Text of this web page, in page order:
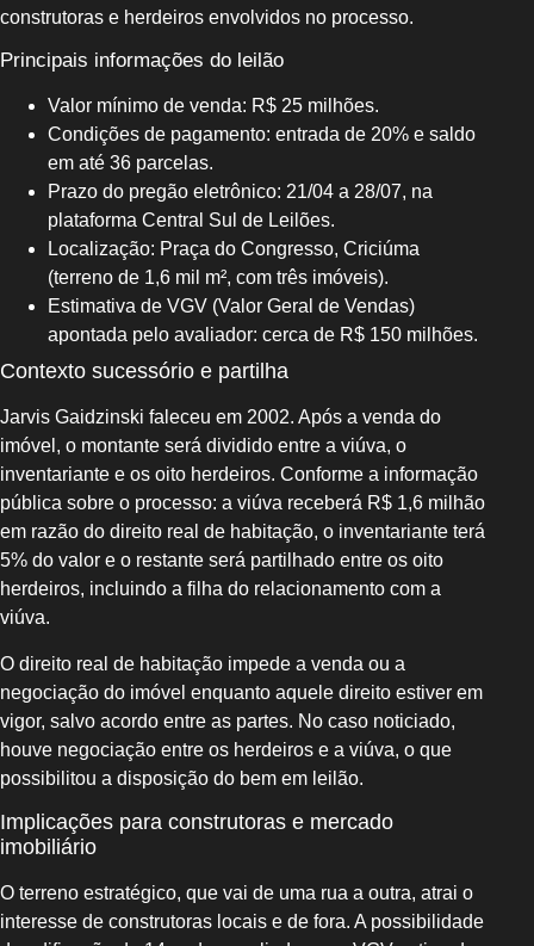
construtoras e herdeiros envolvidos no processo.
Principais informações do leilão
Valor mínimo de venda: R$ 25 milhões.
Condições de pagamento: entrada de 20% e saldo
em até 36 parcelas.
Prazo do pregão eletrônico: 21/04 a 28/07, na
plataforma Central Sul de Leilões.
Localização: Praça do Congresso, Criciúma
(terreno de 1,6 mil m², com três imóveis).
Estimativa de VGV (Valor Geral de Vendas)
apontada pelo avaliador: cerca de R$ 150 milhões.
Contexto sucessório e partilha
Jarvis Gaidzinski faleceu em 2002. Após a venda do
imóvel, o montante será dividido entre a viúva, o
inventariante e os oito herdeiros. Conforme a informação
pública sobre o processo: a viúva receberá R$ 1,6 milhão
em razão do direito real de habitação, o inventariante terá
5% do valor e o restante será partilhado entre os oito
herdeiros, incluindo a filha do relacionamento com a
viúva.
O direito real de habitação impede a venda ou a
negociação do imóvel enquanto aquele direito estiver em
vigor, salvo acordo entre as partes. No caso noticiado,
houve negociação entre os herdeiros e a viúva, o que
possibilitou a disposição do bem em leilão.
Implicações para construtoras e mercado
imobiliário
O terreno estratégico, que vai de uma rua a outra, atrai o
interesse de construtoras locais e de fora. A possibilidade